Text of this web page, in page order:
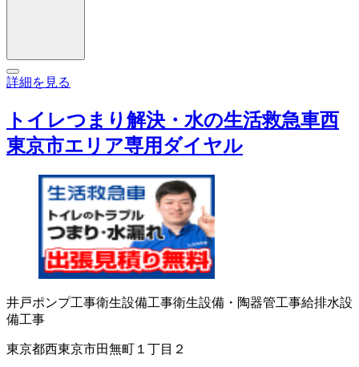
詳細を見る
トイレつまり解決・水の生活救急車西
東京市エリア専用ダイヤル
井戸ポンプ工事衛生設備工事衛生設備・陶器管工事給排水設
備工事
東京都西東京市田無町１丁目２